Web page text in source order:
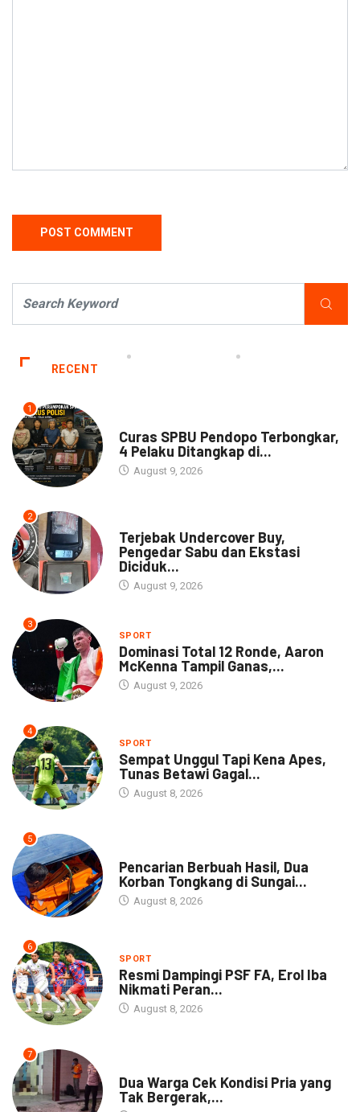
RECENT
1
Curas SPBU Pendopo Terbongkar,
4 Pelaku Ditangkap di...
August 9, 2026
2
Terjebak Undercover Buy,
Pengedar Sabu dan Ekstasi
Diciduk...
August 9, 2026
3
SPORT
Dominasi Total 12 Ronde, Aaron
McKenna Tampil Ganas,...
August 9, 2026
4
SPORT
Sempat Unggul Tapi Kena Apes,
Tunas Betawi Gagal...
August 8, 2026
5
Pencarian Berbuah Hasil, Dua
Korban Tongkang di Sungai...
August 8, 2026
6
SPORT
Resmi Dampingi PSF FA, Erol Iba
Nikmati Peran...
August 8, 2026
7
Dua Warga Cek Kondisi Pria yang
Tak Bergerak,...